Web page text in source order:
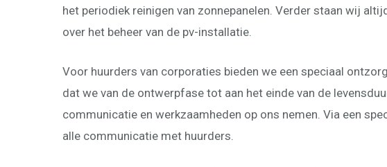
het periodiek reinigen van zonnepanelen. Verder staan wij
over het beheer van de pv-installatie.
Voor huurders van corporaties bieden we een speciaal
dat we van de ontwerpfase tot aan het einde van de
communicatie en werkzaamheden op ons nemen. Via een
alle communicatie met huurders.